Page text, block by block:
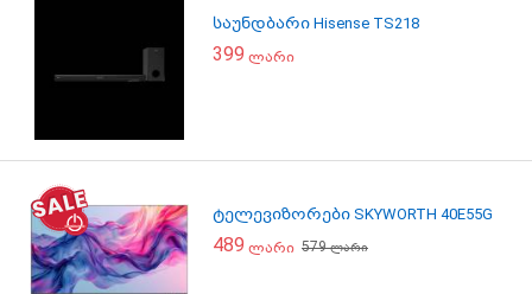
საუნდბარი Hisense TS218
399 ლარი
ტელევიზორები SKYWORTH 40E55G
489 ლარი 579ლარი